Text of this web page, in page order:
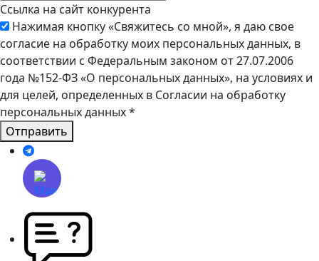
Ссылка на сайт конкурента
Нажимая кнопку «Свяжитесь со мной», я даю свое
согласие на обработку моих персональных данных, в
соответствии с Федеральным законом от 27.07.2006
года №152-ФЗ «О персональных данных», на условиях и
для целей, определенных в Согласии на обработку
персональных данных*
Отправить